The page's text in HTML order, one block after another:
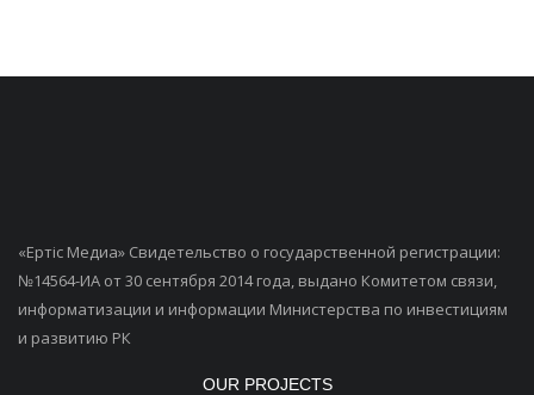
«Ертiс Медиа» Свидетельство о государственной регистрации:
№14564-ИА от 30 сентября 2014 года, выдано Комитетом связи,
информатизации и информации Министерства по инвестициям
и развитию РК
OUR PROJECTS